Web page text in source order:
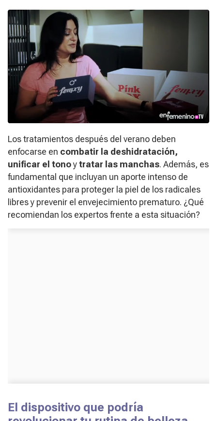
Los tratamientos después del verano deben
enfocarse en combatir la deshidratación,
unificar el tonoytratar las manchas. Además, es
fundamental que incluyan un aporte intenso de
antioxidantes para proteger la piel de los radicales
libres y prevenir el envejecimiento prematuro. ¿Qué
recomiendan los expertos frente a esta situación?
El dispositivo que podría